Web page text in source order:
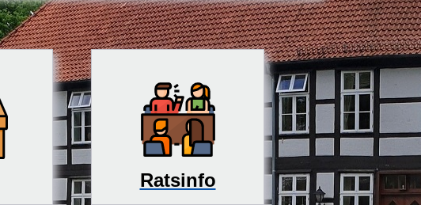
Ratsinfo